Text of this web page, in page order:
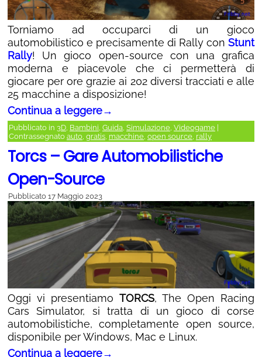
Torniamo ad occuparci di un gioco
automobilistico e precisamente di Rally con Stunt
Rally! Un gioco open-source con una grafica
moderna e piacevole che ci permetterà di
giocare per ore grazie ai 202 diversi tracciati e alle
25 macchine a disposizione!
Continua a leggere→
Pubblicato in 3D, Bambini, Guida, Simulazione, Videogame
Contrassegnato auto, gratis, macchine, open source, rally
Torcs – Gare Automobilistiche
Open-Source
Pubblicato 17 Maggio 2023
Oggi vi presentiamo TORCS, The Open Racing
Cars Simulator, si tratta di un gioco di corse
automobilistiche, completamente open source,
disponibile per Windows, Mac e Linux.
Continua a leggere→